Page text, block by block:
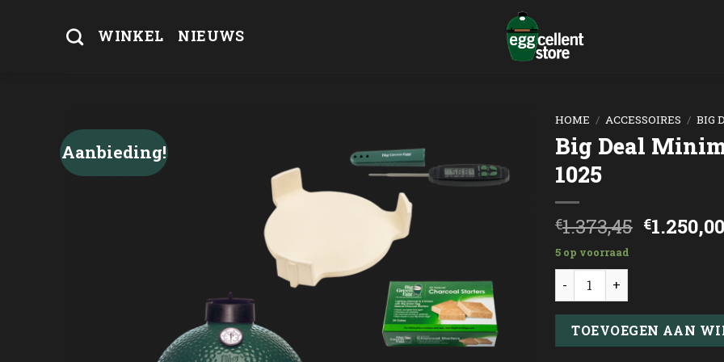
WINKEL NIEUWS
Aanbieding!
HOME / ACCESSOIRES / BIG
Big Deal
1025
€1.373,45 €1.250,00
5 op voorraad
Big Deal Minimax Package
TOEVOEGEN AAN